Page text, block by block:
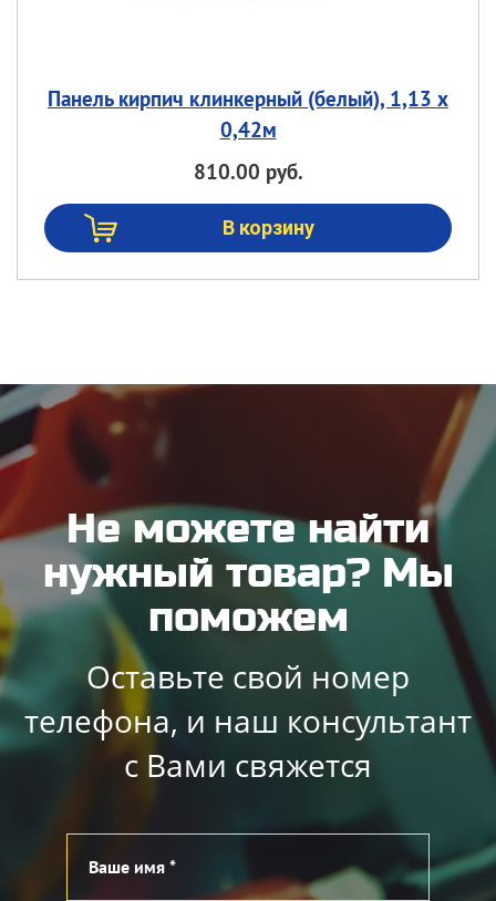
Панель кирпич клинкерный (белый), 1,13 х
0,42м
810.00 руб.
Не можете найти
нужный товар? Мы
поможем